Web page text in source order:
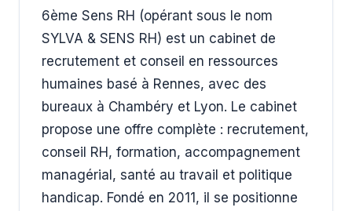
6ème Sens RH (opérant sous le nom
SYLVA & SENS RH) est un cabinet de
recrutement et conseil en ressources
humaines basé à Rennes, avec des
bureaux à Chambéry et Lyon. Le cabinet
propose une offre complète : recrutement,
conseil RH, formation, accompagnement
managérial, santé au travail et politique
handicap. Fondé en 2011, il se positionne